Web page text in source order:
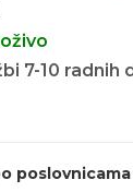
7-10 radnih
poslovnicama